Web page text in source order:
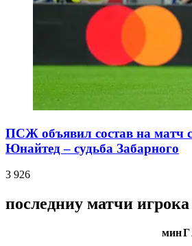
ПСЖ объявил состав на матч
Юнайтед – судьба Забарного
3 926
последниу матчи игрока
минГ